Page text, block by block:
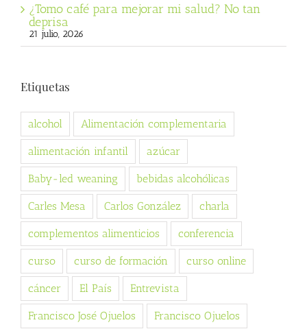
¿Tomo café para mejorar mi salud? No tan
deprisa
21 julio, 2026
Etiquetas
alcohol Alimentación complementaria
alimentación infantil azúcar
Baby-led weaning bebidas alcohólicas
Carles Mesa Carlos González charla
complementos alimenticios conferencia
curso curso de formación curso online
cáncer El País Entrevista
Francisco José Ojuelos Francisco Ojuelos